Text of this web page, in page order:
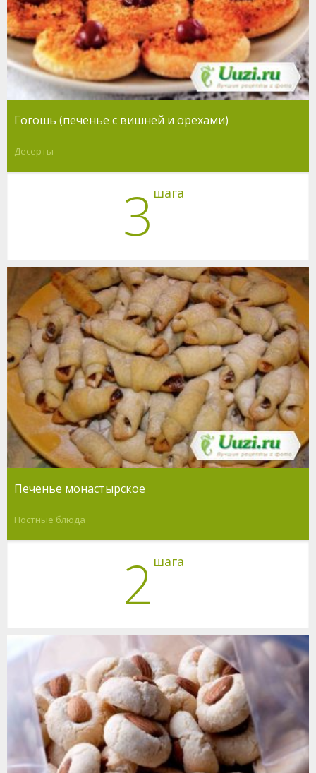
Гогошь (печенье с вишней и орехами)
Десерты
3 шага
Печенье монастырское
Постные блюда
2 шага